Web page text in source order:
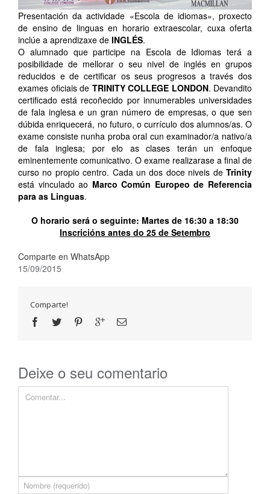
Presentación da actividade «Escola de idiomas», proxecto
de ensino de linguas en horario extraescolar, cuxa oferta
inclúe a aprendizaxe de INGLÉS.
O alumnado que participe na Escola de Idiomas terá a
posibilidade de mellorar o seu nivel de inglés en grupos
reducidos e de certificar os seus progresos a través dos
exames oficiais de TRINITY COLLEGE LONDON. Devandito
certificado está recoñecido por innumerables universidades
de fala inglesa e un gran número de empresas, o que sen
dúbida enriquecerá, no futuro, o currículo dos alumnos/as. O
exame consiste nunha proba oral cun examinador/a nativo/a
de fala inglesa; por elo as clases terán un enfoque
eminentemente comunicativo. O exame realizarase a final de
curso no propio centro. Cada un dos doce niveis de Trinity
está vinculado ao Marco Común Europeo de Referencia
para as Linguas.
O horario será o seguinte: Martes de 16:30 a 18:30
Inscricións antes do 25 de Setembro
Comparte en WhatsApp
15/09/2015
Comparte!
Deixe o seu comentario